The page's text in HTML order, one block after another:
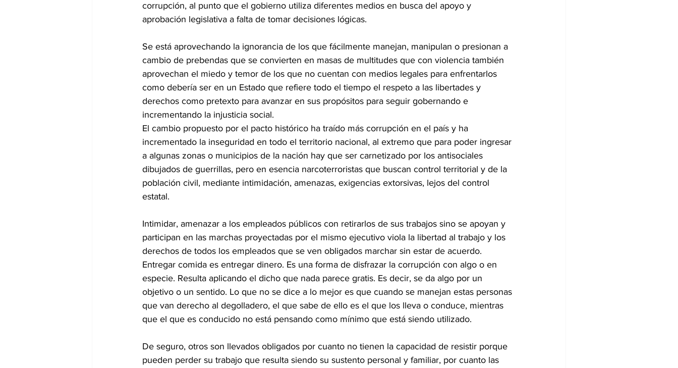
corrupción, al punto que el gobierno utiliza diferentes medios en busca del apoyo y
aprobación legislativa a falta de tomar decisiones lógicas.
Se está aprovechando la ignorancia de los que fácilmente manejan, manipulan o presionan a
cambio de prebendas que se convierten en masas de multitudes que con violencia también
aprovechan el miedo y temor de los que no cuentan con medios legales para enfrentarlos
como debería ser en un Estado que refiere todo el tiempo el respeto a las libertades y
derechos como pretexto para avanzar en sus propósitos para seguir gobernando e
incrementando la injusticia social.
El cambio propuesto por el pacto histórico ha traído más corrupción en el país y ha
incrementado la inseguridad en todo el territorio nacional, al extremo que para poder ingresar
a algunas zonas o municipios de la nación hay que ser carnetizado por los antisociales
dibujados de guerrillas, pero en esencia narcoterroristas que buscan control territorial y de la
población civil, mediante intimidación, amenazas, exigencias extorsivas, lejos del control
estatal.
Intimidar, amenazar a los empleados públicos con retirarlos de sus trabajos sino se apoyan y
participan en las marchas proyectadas por el mismo ejecutivo viola la libertad al trabajo y los
derechos de todos los empleados que se ven obligados marchar sin estar de acuerdo.
Entregar comida es entregar dinero. Es una forma de disfrazar la corrupción con algo o en
especie. Resulta aplicando el dicho que nada parece gratis. Es decir, se da algo por un
objetivo o un sentido. Lo que no se dice a lo mejor es que cuando se manejan estas personas
que van derecho al degolladero, el que sabe de ello es el que los lleva o conduce, mientras
que el que es conducido no está pensando como mínimo que está siendo utilizado.
De seguro, otros son llevados obligados por cuanto no tienen la capacidad de resistir porque
pueden perder su trabajo que resulta siendo su sustento personal y familiar, por cuanto las